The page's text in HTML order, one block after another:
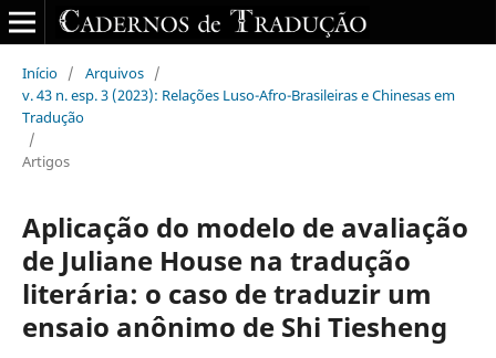
Início / Arquivos /
v. 43 n. esp. 3 (2023): Relações Luso-Afro-Brasileiras e Chinesas em
Tradução
/
Artigos
Aplicação do modelo de avaliação
de Juliane House na tradução
literária: o caso de traduzir um
ensaio anônimo de Shi Tiesheng